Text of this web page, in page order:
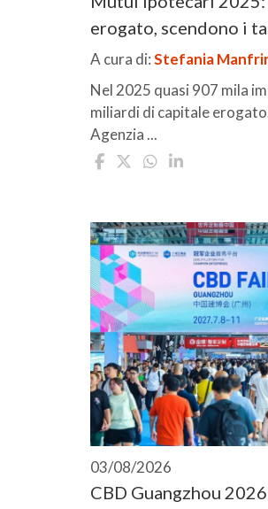
erogato, scendono i
A cura di:Stefania
Nel 2025 quasi 907 mila
miliardi di capitale
Agenzia ...
03/08/2026
CBD Guangzhou